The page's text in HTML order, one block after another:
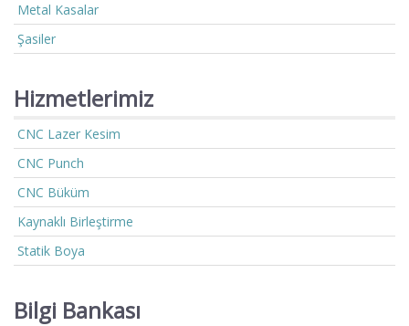
Metal Kasalar
Şasiler
Hizmetlerimiz
CNC Lazer Kesim
CNC Punch
CNC Büküm
Kaynaklı Birleştirme
Statik Boya
Bilgi Bankası